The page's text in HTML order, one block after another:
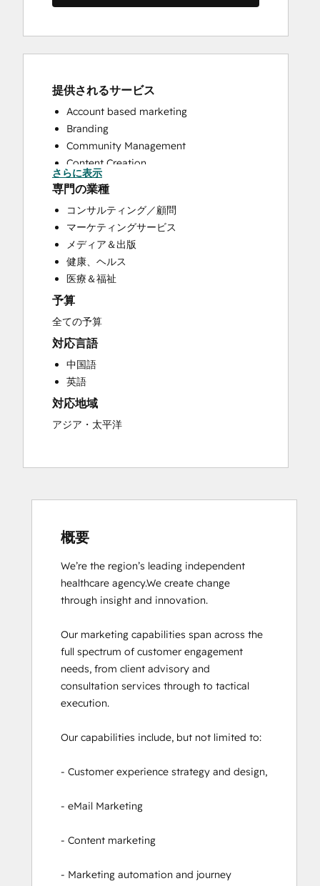
提供されるサービス
Account based marketing
Branding
Community Management
Content Creation
Conversational Marketing
CRM Implementation
CRM Migration
Custom API Integrations
Customer Marketing
Customer Success Training
Customer Support Training
Customer Survey and Analysis
Email Marketing
Full Inbound Marketing Services
Help Desk Implementation
HubSpot Onboarding
Knowledge Base Development
Paid Advertising
Programmable Automation
Sales Enablement
Website Design
Website Migration
さらに表示
専門の業種
コンサルティング／顧問
マーケティングサービス
メディア＆出版
健康、ヘルス
医療＆福祉
予算
全ての予算
対応言語
中国語
英語
対応地域
アジア・太平洋
概要
We’re the region’s leading independent
healthcare agency.We create change
through insight and innovation.
Our marketing capabilities span across the
full spectrum of customer engagement
needs, from client advisory and
consultation services through to tactical
execution.
Our capabilities include, but not limited to:
- Customer experience strategy and design,
- eMail Marketing
- Content marketing
- Marketing automation and journey